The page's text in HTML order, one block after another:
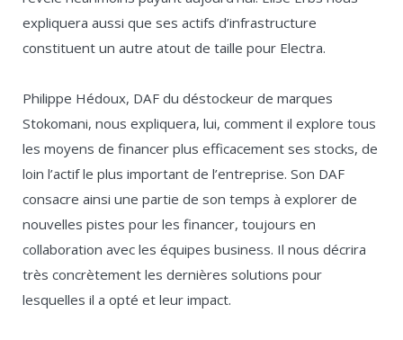
expliquera aussi que ses actifs d’infrastructure
constituent un autre atout de taille pour Electra.
Philippe Hédoux, DAF du déstockeur de marques
Stokomani, nous expliquera, lui, comment il explore tous
les moyens de financer plus efficacement ses stocks, de
loin l’actif le plus important de l’entreprise. Son DAF
consacre ainsi une partie de son temps à explorer de
nouvelles pistes pour les financer, toujours en
collaboration avec les équipes business. Il nous décrira
très concrètement les dernières solutions pour
lesquelles il a opté et leur impact.